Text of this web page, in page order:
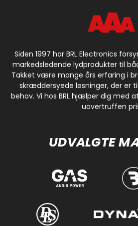
Siden 1997 har BRL Electronics
markedsledende lydprodukter til
Takket være mange års erfaring i
skræddersyede løsninger, der er
behov. Vi hos BRL hjælper dig med
uovertruffen
UDVALGTE